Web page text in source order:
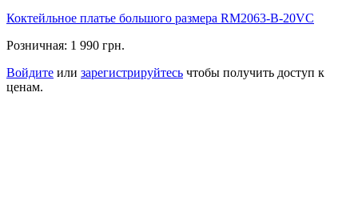
Коктейльное платье большого размера RM2063-B-20VC
Розничная: 1 990 грн.
Войдите или зарегистрируйтесь чтобы получить доступ к
ценам.